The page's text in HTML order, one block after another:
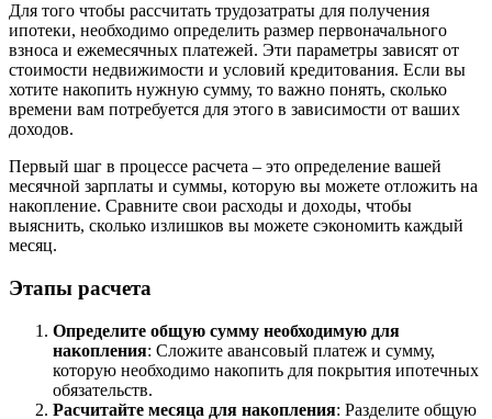
Для того чтобы рассчитать трудозатраты для получения
ипотеки, необходимо определить размер первоначального
взноса и ежемесячных платежей. Эти параметры зависят от
стоимости недвижимости и условий кредитования. Если вы
хотите накопить нужную сумму, то важно понять, сколько
времени вам потребуется для этого в зависимости от ваших
доходов.
Первый шаг в процессе расчета – это определение вашей
месячной зарплаты и суммы, которую вы можете отложить на
накопление. Сравните свои расходы и доходы, чтобы
выяснить, сколько излишков вы можете сэкономить каждый
месяц.
Этапы расчета
Определите общую сумму необходимую для
накопления: Сложите авансовый платеж и сумму,
которую необходимо накопить для покрытия ипотечных
обязательств.
Расчитайте месяца для накопления: Разделите общую